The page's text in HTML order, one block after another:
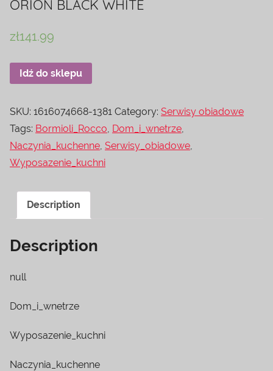
ORION BLACK WHITE
zł141.99
Idź do sklepu
SKU: 1616074668-1381 Category: Serwisy obiadowe
Tags: Bormioli_Rocco, Dom_i_wnetrze,
Naczynia_kuchenne, Serwisy_obiadowe,
Wyposazenie_kuchni
Description
Description
null
Dom_i_wnetrze
Wyposazenie_kuchni
Naczynia_kuchenne